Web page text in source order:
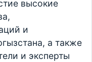
высокие
и
а также
и эксперты